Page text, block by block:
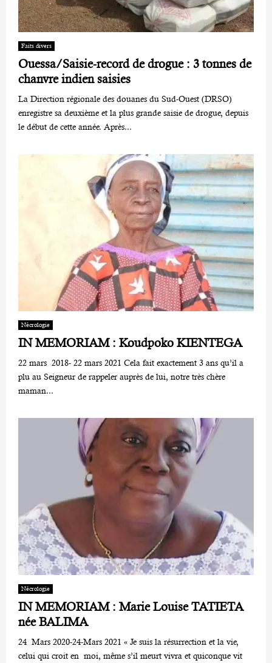
Faits divers
Ouessa/Saisie-record de drogue : 3 tonnes de
chanvre indien saisies
La Direction régionale des douanes du Sud-Ouest (DRSO)
enregistre sa deuxième et la plus grande saisie de drogue, depuis
le début de cette année. Après...
Nécrologie
IN MEMORIAM : Koudpoko KIENTEGA
22 mars 2018- 22 mars 2021 Cela fait exactement 3 ans qu’il a
plu au Seigneur de rappeler auprès de lui, notre très chère
maman...
Nécrologie
IN MEMORIAM : Marie Louise TATIETA
née BALIMA
24 Mars 2020-24-Mars 2021 « Je suis la résurrection et la vie,
celui qui croit en moi, même s’il meurt vivra et quiconque vit